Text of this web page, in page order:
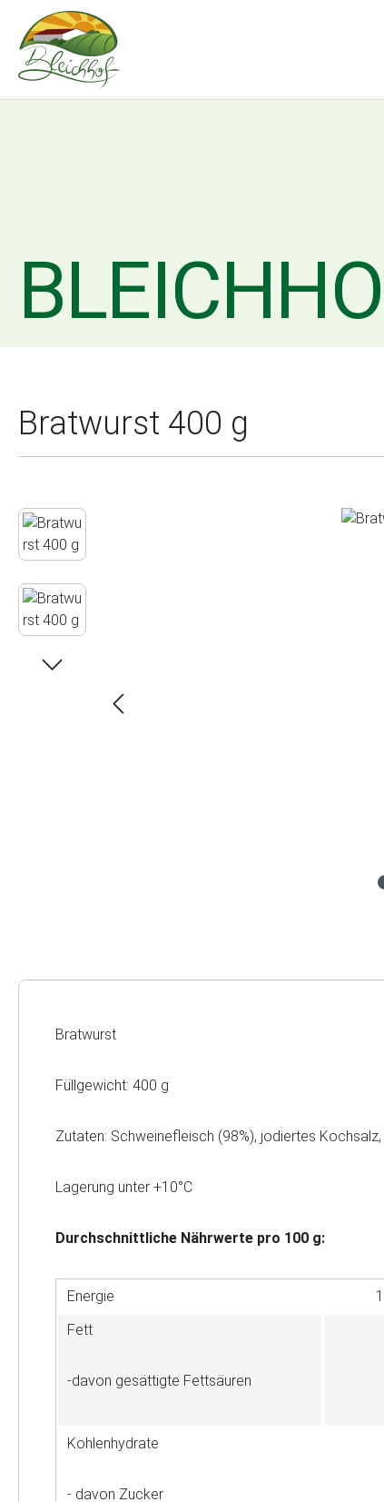
Bratwurst 400 g
Bildergalerie überspringen
Bratwurst
Füllgewicht: 400 g
Zutaten: Schweinefleisch (98%), jodiertes
Lagerung unter +10°C
Durchschnittliche Nährwerte pro 100 g:
Energie
Fett
-davon gesättigte Fettsäuren
Kohlenhydrate
- davon Zucker